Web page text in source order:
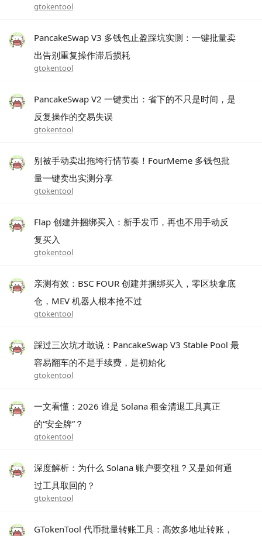
gtokentool
PancakeSwap V3 多钱包止盈踩坑实测：一键批量卖
出告别重复操作滞后损耗
gtokentool
PancakeSwap V2 一键卖出：省下的不只是时间，是
反复操作的交易失误
gtokentool
别被手动卖出拖垮行情节奏！FourMeme 多钱包批
量一键卖出实测分享
gtokentool
Flap 创建并捆绑买入：新手发币，再也不用手动反
复买入
gtokentool
亲测有效：BSC FOUR 创建并捆绑买入，零区块拿底
仓，MEV 机器人根本抢不过
gtokentool
踩过三次坑才敢说：PancakeSwap V3 Stable Pool 最
容易翻车的不是手续费，是初始化
gtokentool
一文看懂：2026 谁是 Solana 租金清退工具真正
的“安全牌”？
gtokentool
深度解析：为什么 Solana 账户要交租？又是如何通
过工具取回的？
gtokentool
GTokenTool 代币批量转账工具：高效多地址转账，